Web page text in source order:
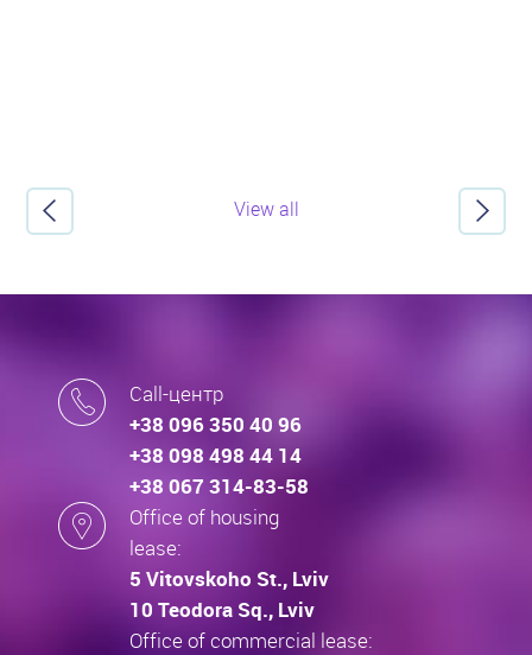
View all
Call-центр
+38 096 350 40 96
+38 098 498 44 14
+38 067 314-83-58
Office of housing
lease:
5 Vitovskoho St., Lviv
10 Teodora Sq., Lviv
Office of commercial lease: